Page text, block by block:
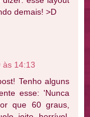
demais! >D
às 14:13
Tenho alguns
esse: 'Nunca
que 60 graus,